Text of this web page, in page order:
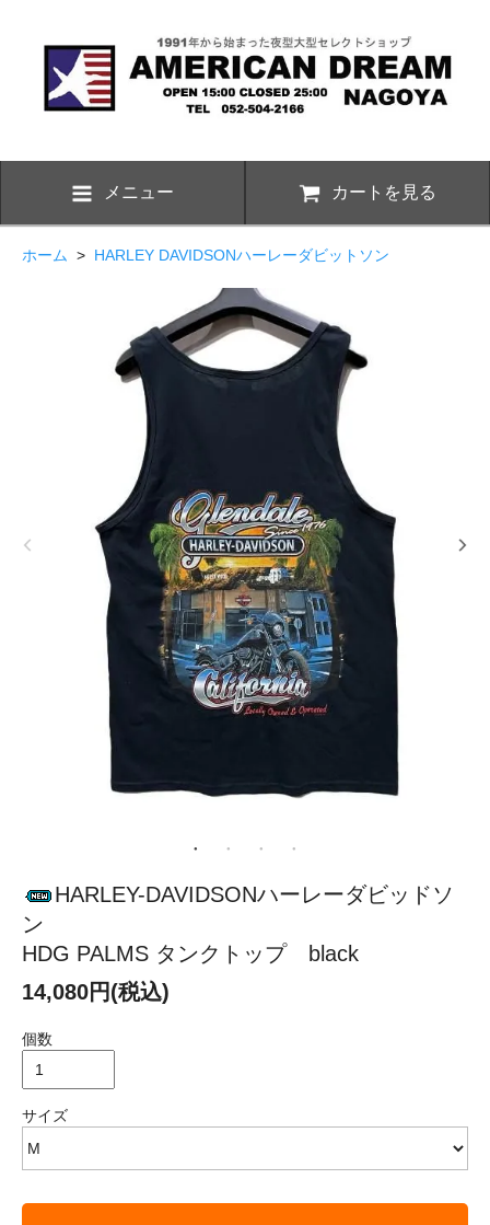
メニュー カートを見る
ホーム > HARLEY DAVIDSONハーレーダビットソン
HARLEY-DAVIDSONハーレーダビッドソ
ン
HDG PALMS タンクトップ black
14,080円(税込)
個数
サイズ